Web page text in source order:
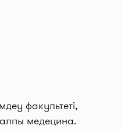
факультеті,
медецина.